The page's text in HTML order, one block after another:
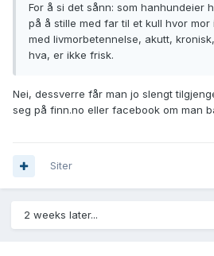
For å si det sånn: som hanhundeier
på å stille med far til et kull hvor mor
med livmorbetennelse, akutt,
hva, er ikke frisk.
Nei, dessverre får man jo slengt
seg på finn.no eller facebook om man
Siter
2 weeks later...